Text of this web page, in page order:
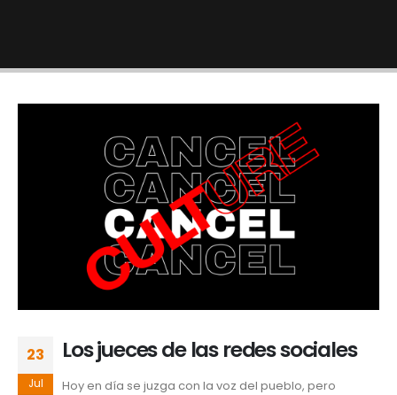
23
Jul
Los jueces de las redes sociales
Hoy en día se juzga con la voz del pueblo, pero